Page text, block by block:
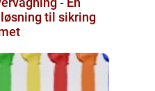
til sikring